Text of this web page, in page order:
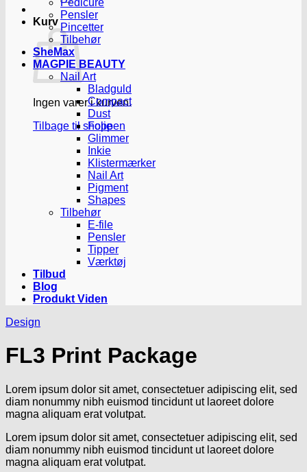
Kurv
Ingen varer i kurven.
Tilbage til shoppen
Pedicure
Pensler
Pincetter
Tilbehør
SheMax
MAGPIE BEAUTY
Nail Art
Bladguld
Compact
Dust
Folie
Glimmer
Inkie
Klistermærker
Nail Art
Pigment
Shapes
Tilbehør
E-file
Pensler
Tipper
Værktøj
Tilbud
Blog
Produkt Viden
Design
FL3 Print Package
Lorem ipsum dolor sit amet, consectetuer adipiscing elit, sed
diam nonummy nibh euismod tincidunt ut laoreet dolore
magna aliquam erat volutpat.
Lorem ipsum dolor sit amet, consectetuer adipiscing elit, sed
diam nonummy nibh euismod tincidunt ut laoreet dolore
magna aliquam erat volutpat.